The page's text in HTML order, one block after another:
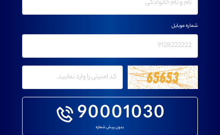
90001030
بدون پیش شماره
شماره موبایل